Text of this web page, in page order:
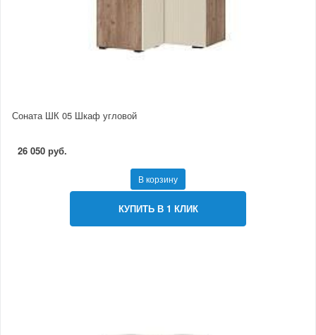
Соната ШК 05 Шкаф угловой
26 050 руб.
В корзину
КУПИТЬ В 1 КЛИК